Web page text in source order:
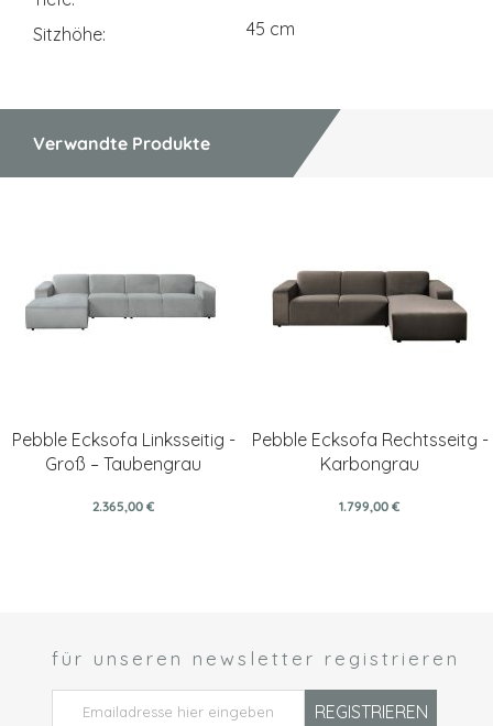
Sitzhöhe
45 cm
Verwandte Produkte
Pebble Ecksofa Linksseitig -
Groß – Taubengrau
2.365,00 €
Pebble Ecksofa Rechtsseitg -
Karbongrau
1.799,00 €
für unseren newsletter registrieren
REGISTRIEREN